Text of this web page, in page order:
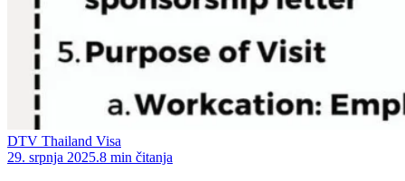
DTV Thailand Visa
29. srpnja 2025.8 min čitanja